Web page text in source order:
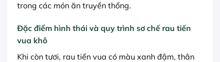
trong các món ăn truyền thống.
Đặc điểm hình thái và quy trình sơ chế rau tiến
vua khô
Khi còn tươi, rau tiến vua có màu xanh đậm, thân